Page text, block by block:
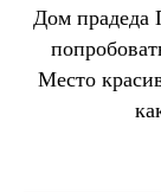
Дом
Место